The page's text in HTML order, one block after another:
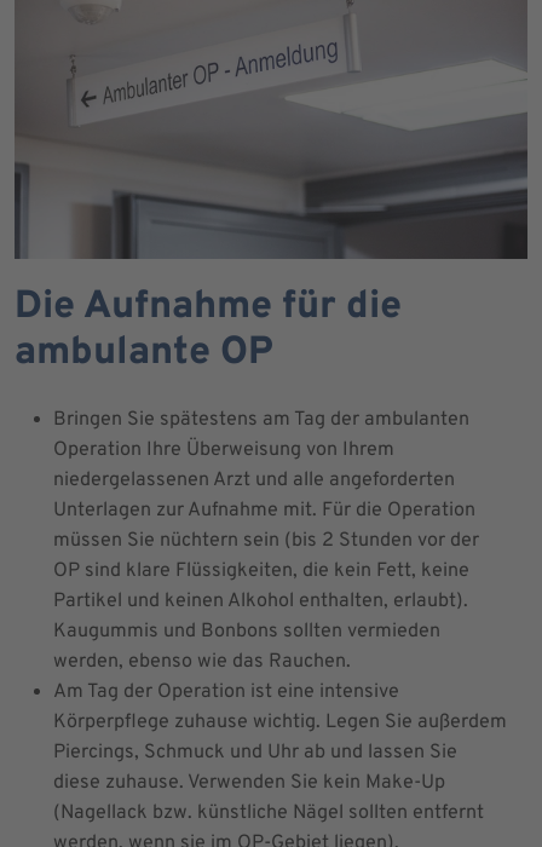
Die Aufnahme für die
ambulante OP
Bringen Sie spätestens am Tag der ambulanten
Operation Ihre Überweisung von Ihrem
niedergelassenen Arzt und alle angeforderten
Unterlagen zur Aufnahme mit. Für die Operation
müssen Sie nüchtern sein (bis 2 Stunden vor der
OP sind klare Flüssigkeiten, die kein Fett, keine
Partikel und keinen Alkohol enthalten, erlaubt).
Kaugummis und Bonbons sollten vermieden
werden, ebenso wie das Rauchen.
Am Tag der Operation ist eine intensive
Körperpflege zuhause wichtig. Legen Sie außerdem
Piercings, Schmuck und Uhr ab und lassen Sie
diese zuhause. Verwenden Sie kein Make-Up
(Nagellack bzw. künstliche Nägel sollten entfernt